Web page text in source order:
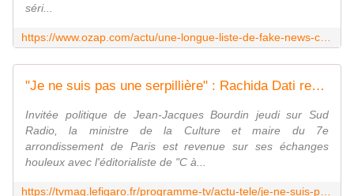
séri...
"Je ne suis pas une serpillière" : Rachida Dati revient sur son clash avec Patrick Cohen
Invitée politique de Jean-Jacques Bourdin jeudi sur Sud
Radio, la ministre de la Culture et maire du 7e
arrondissement de Paris est revenue sur ses échanges
houleux avec l'éditorialiste de "C à...